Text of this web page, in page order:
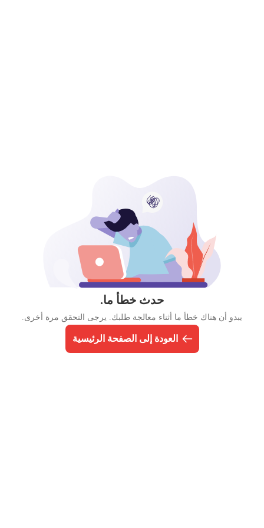
حدث خطأ ما.
يبدو أن هناك خطأ ما أثناء معالجة طلبك. يرجى التحقق مرة أخرى.
العودة إلى الصفحة الرئيسية